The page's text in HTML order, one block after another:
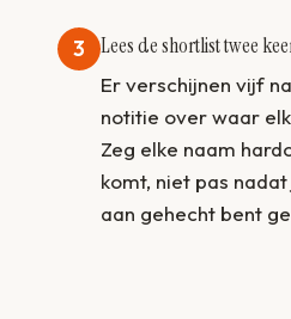
3 Lees de shortlist twee
Er verschijnen vijf
notitie over waar
Zeg elke naam
komt, niet pas
aan gehecht bent